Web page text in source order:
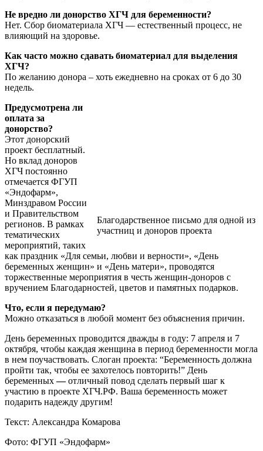
Не вредно ли донорство ХГЧ для беременности?
Нет. Сбор биоматериала ХГЧ — естественный процесс, не
влияющий на здоровье.
Как часто можно сдавать биоматериал для выделения
ХГЧ?
По желанию донора – хоть ежедневно на сроках от 6 до 30
недель.
Благодарственное письмо для одной из
участниц и доноров проекта
Предусмотрена ли
оплата за
донорство?
Этот донорский
проект бесплатный.
Но вклад доноров
ХГЧ постоянно
отмечается ФГУП
«Эндофарм»,
Минздравом России
и Правительством
регионов. В рамках
тематических
мероприятий, таких
как праздник «Для семьи, любви и верности», «День
беременных женщин» и «День матери», проводятся
торжественные мероприятия в честь женщин-доноров с
вручением Благодарностей, цветов и памятных подарков.
Что, если я передумаю?
Можно отказаться в любой момент без объяснения причин.
День беременных проводится дважды в году: 7 апреля и 7
октября, чтобы каждая женщина в период беременности могла
в нем поучаствовать. Слоган проекта: “Беременность должна
пройти так, чтобы ее захотелось повторить!” День
беременных—отличный повод сделать первый шаг к
участию в проекте ХГЧ.РФ. Ваша беременность может
подарить надежду другим!
Текст: Александра Комарова
Фото: ФГУП «Эндофарм»